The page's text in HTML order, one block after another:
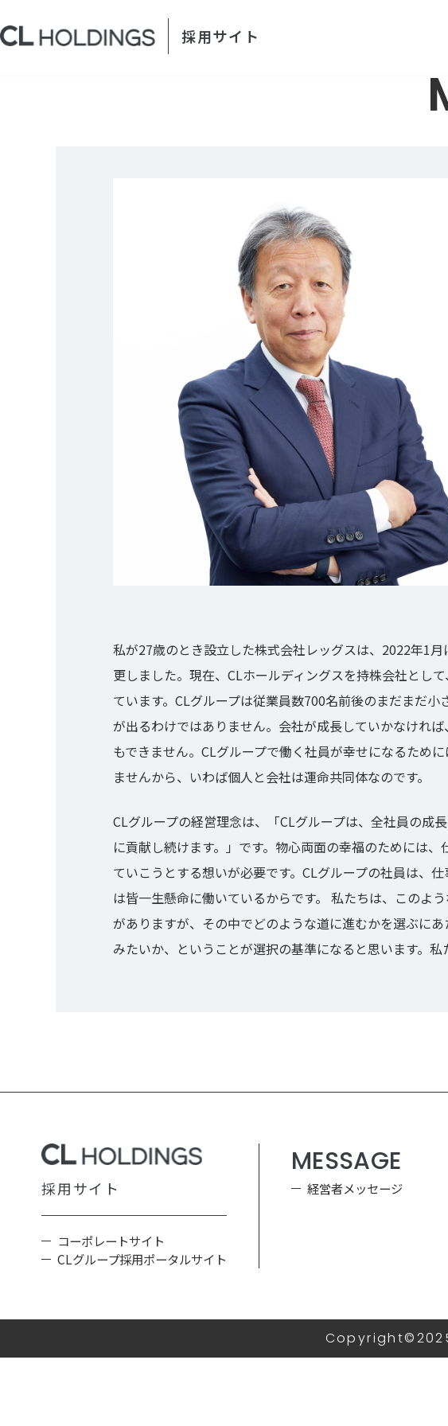
採用サイト
経
COMPANY
会社概要
CLフィロソフィ・人事ポリシー
CLホールディングスの制度
オフィスギャラリー
コーポレートサイト CL
私が27歳のとき設立した株式会社レッグスは、2022年1
更しました。現在、CLホールディングスを持株会社とし
ています。CLグループは従業員数700名前後のまだまだ
が出るわけではありません。会社が成長していかなけれ
もできません。CLグループで働く社員が幸せになるため
ませんから、いわば個人と会社は運命共同体なのです。
CLグループの経営理念は、「CLグループは、全社員の成
に貢献し続けます。」です。物心両面の幸福のためには
ていこうとする想いが必要です。CLグループの社員は、
は皆一生懸命に働いているからです。 私たちは、このよ
がありますが、その中でどのような道に進むかを選ぶに
みたいか、ということが選択の基準になると思います。
採用サイト
コーポレートサイト
CLグループ採用ポータルサイト
MESSAGE
経営者メッセージ